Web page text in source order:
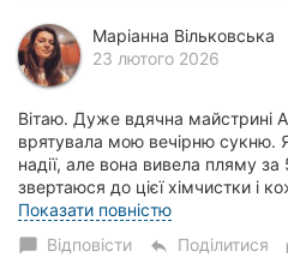
Маріанна Вільковська
23 лютого 2026
Вітаю. Дуже вдячна майстрині
врятувала мою вечірню сукню. Я
надії, але вона вивела пляму
звертаюся до цієї хімчистки і
сервісом, так і привітністю п...
Показати повністю
chat_bubble Відповісти reply Поділитися